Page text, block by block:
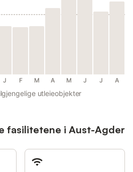
J F M A M J J A
utleieobjekter
fasilitetene i Aust-Agder